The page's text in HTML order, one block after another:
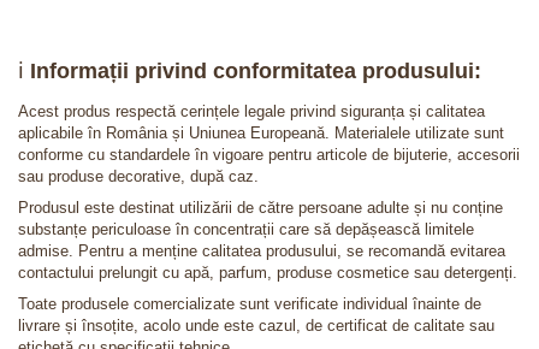
ℹ️ Informații privind conformitatea produsului:
Acest produs respectă cerințele legale privind siguranța și calitatea
aplicabile în România și Uniunea Europeană. Materialele utilizate sunt
conforme cu standardele în vigoare pentru articole de bijuterie, accesorii
sau produse decorative, după caz.
Produsul este destinat utilizării de către persoane adulte și nu conține
substanțe periculoase în concentrații care să depășească limitele
admise. Pentru a menține calitatea produsului, se recomandă evitarea
contactului prelungit cu apă, parfum, produse cosmetice sau detergenți.
Toate produsele comercializate sunt verificate individual înainte de
livrare și însoțite, acolo unde este cazul, de certificat de calitate sau